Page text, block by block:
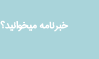
خبرنامه ميخوانيد؟